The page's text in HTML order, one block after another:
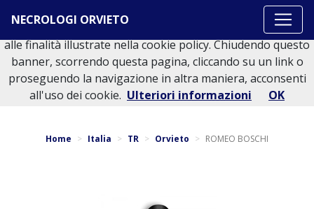
NECROLOGI ORVIETO
Torna indietro
Home Italia TR Orvieto ROMEO BOSCHI
Questo sito o gli strumenti terzi da questo utilizzati si
avvalgono di cookie necessari al funzionamento ed utili
alle finalità illustrate nella cookie policy. Chiudendo questo
banner, scorrendo questa pagina, cliccando su un link o
proseguendo la navigazione in altra maniera, acconsenti
all'uso dei cookie. Ulteriori informazioni OK